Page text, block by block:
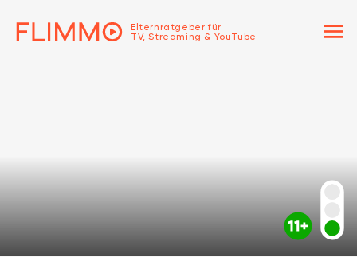
Elternratgeber für
TV, Streaming & YouTube
menu